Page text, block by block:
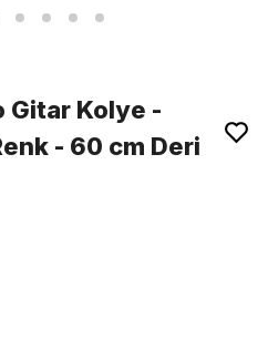
Gitar Kolye -
- 60 cm Deri